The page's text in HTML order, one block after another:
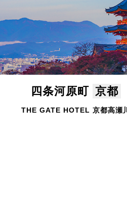
四条河原町 京都
THE GATE HOTEL 京都高瀬川